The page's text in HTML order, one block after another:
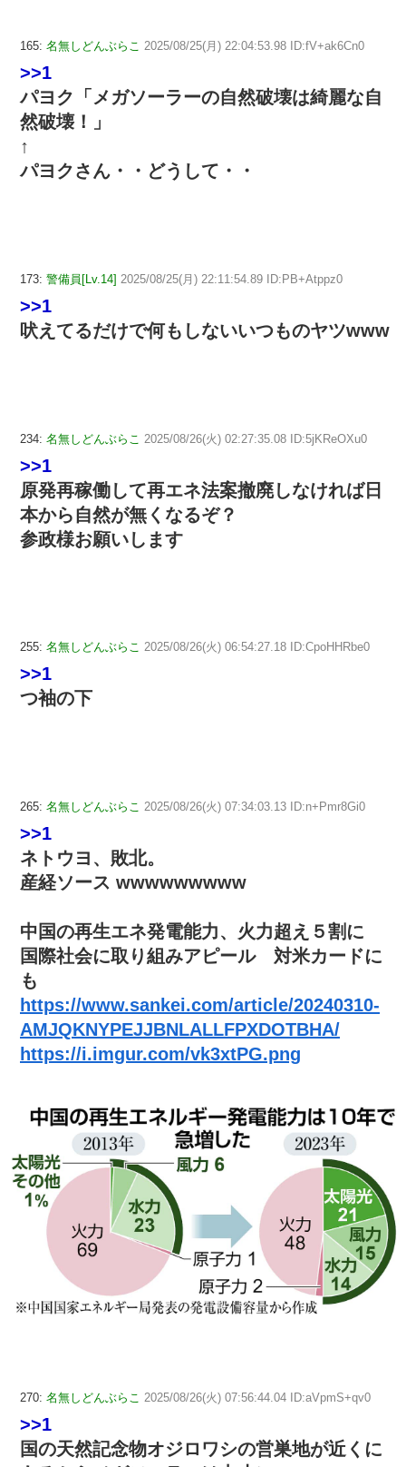
165: 名無しどんぶらこ 2025/08/25(月) 22:04:53.98 ID:fV+ak6Cn0
>>1
パヨク「メガソーラーの自然破壊は綺麗な自
然破壊！」
↑
パヨクさん・・どうして・・
173: 警備員[Lv.14] 2025/08/25(月) 22:11:54.89 ID:PB+Atppz0
>>1
吠えてるだけで何もしないいつものヤツwww
234: 名無しどんぶらこ 2025/08/26(火) 02:27:35.08 ID:5jKReOXu0
>>1
原発再稼働して再エネ法案撤廃しなければ日
本から自然が無くなるぞ？
参政様お願いします
255: 名無しどんぶらこ 2025/08/26(火) 06:54:27.18 ID:CpoHHRbe0
>>1
つ袖の下
265: 名無しどんぶらこ 2025/08/26(火) 07:34:03.13 ID:n+Pmr8Gi0
>>1
ネトウヨ、敗北。
産経ソース wwwwwwwww
中国の再生エネ発電能力、火力超え５割に
国際社会に取り組みアピール 対米カードに
も
https://www.sankei.com/article/20240310-
AMJQKNYPEJJBNLALLFPXDOTBHA/
https://i.imgur.com/vk3xtPG.png
270: 名無しどんぶらこ 2025/08/26(火) 07:56:44.04 ID:aVpmS+qv0
>>1
国の天然記念物オジロワシの営巣地が近くに